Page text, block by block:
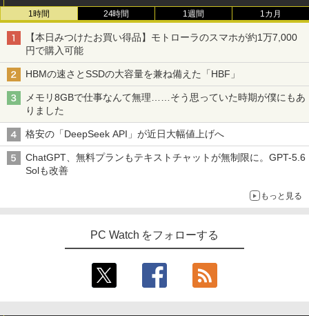
￥25,000
3
【中古】Apple iMac 27インチ Retina 5
Kディスプレイモデル MNE92J/A (Mid 2
017)【千葉】保証期間1ヶ月【ランクB】
| 第9世代 | Core i3 9100T 3.1(～最大3.7)
GHz | MEM:16GB | SSD:512GB(新品) |
プター付属
￥34,980
￥9,527
ター 15.6インチ フルHD 100%sRGB 非
光沢IPS パネル Type-C対応 miniHDMI
薄型軽量 約650g VESA対応 モニター 持
ち運び サブディスプレイ テレワーク 在
￥8,999
LG PCモニター 23.8インチ IPS フルHD
100Hz HDMI×2 ブルーライト低減 VESA
￥11,440
3
杖と剣のウィストリア（16） 【電子書
籍】[ 大森藤ノ ]
3） [ 益田 ミリ ]
￥1,760
￥924
1時間 24時間 1週間 1カ月
【本日みつけたお買い得品】モトローラのスマホが約1万7,000
円で購入可能
HBMの速さとSSDの大容量を兼ね備えた「HBF」
メモリ8GBで仕事なんて無理……そう思っていた時期が僕にもあ
りました
格安の「DeepSeek API」が近日大幅値上げへ
ChatGPT、無料プランもテキストチャットが無制限に。GPT-5.6
Solも改善
もっと見る
PC Watch をフォローする